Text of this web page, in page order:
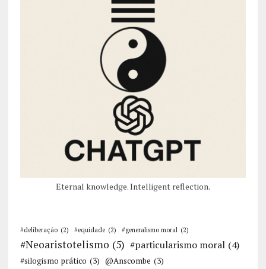
Eternal knowledge. Intelligent reflection.
#deliberação (2) #equidade (2) #generalismo moral (2)
#Neoaristotelismo (5) #particularismo moral (4)
#silogismo prático (3) @Anscombe (3)